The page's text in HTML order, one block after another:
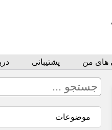
های من پشتیبانی
موضوعات